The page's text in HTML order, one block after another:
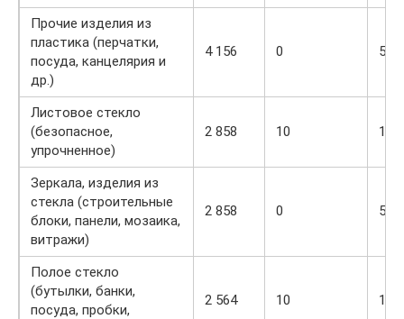
Прочие изделия из
пластика (перчатки,
посуда, канцелярия и
др.)
4 156 0 5
Листовое стекло
(безопасное,
упрочненное)
2 858 10 15
Зеркала, изделия из
стекла (строительные
блоки, панели, мозаика,
витражи)
2 858 0 5
Полое стекло
(бутылки, банки,
посуда, пробки,
2 564 10 15